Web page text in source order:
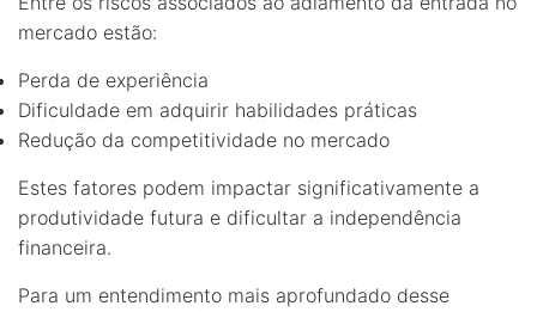
mercado estão:
Perda de experiência
Dificuldade em adquirir habilidades práticas
Redução da competitividade no mercado
Estes fatores podem impactar significativamente a
produtividade futura e dificultar a independência
financeira.
Para um entendimento mais aprofundado desse